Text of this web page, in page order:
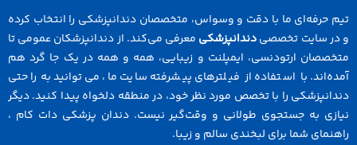
ما با دقت و وسواس، متخصصان دندانپزشکی را انتخاب کرده
تخصصیدندانپزشکیمعرفی می‌کند. از دندانپزشکان عمومی تا
ارتودنسی، ایمپلنت و زیبایی، همه و همه در یک جا گرد هم
با استفاده از فیلترهای پیشرفته سایت ما، می‌توانید به راحتی
را با تخصص مورد نظر خود، در منطقه دلخواه پیدا کنید. دیگر
به جستجوی طولانی و وقت‌گیر نیست. دندان پزشکی دات کام ،
شما برای لبخندی سالم و زیبا.